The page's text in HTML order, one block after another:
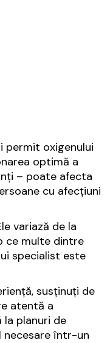
permit oxigenului
optimă a
– poate afecta
cu afecțiuni
variază de la
ce multe dintre
specialist este
susținuți de
atentă a
la planuri de
necesare într-un